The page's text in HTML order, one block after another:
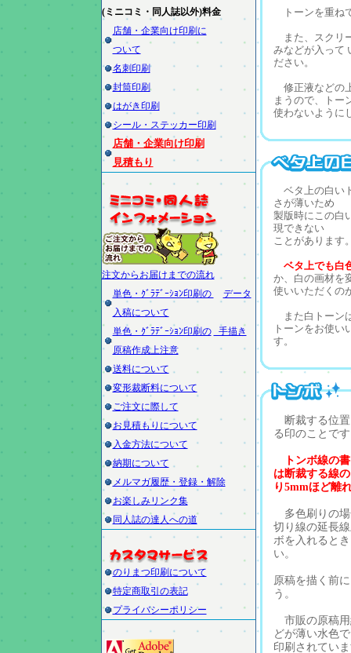
(ミニコミ・同人誌以外)料金
店舗・企業向け印刷に
ついて
名刺印刷
封筒印刷
はがき印刷
シール・ステッカー印刷
店舗・企業向け印刷
見積もり
注文からお届けまでの流れ
単色・ｸﾞﾗﾃﾞｰｼｮﾝ印刷の
データ
入稿について
単色・ｸﾞﾗﾃﾞｰｼｮﾝ印刷の
手描き
原稿作成上注意
送料について
変形裁断料について
ご注文に際して
お見積もりについて
入金方法について
納期について
メルマガ履歴・登録・解除
お楽しみリンク集
同人誌の達人への道
のりまつ印刷について
特定商取引の表記
プライバシーポリシー
トーンを重ね
また、スクリ
みなどが入って
ださい。
修正液などの
まうので、トー
使わないよう
ベタ上の白い
さが薄いため
製版時にこの白
現できない
ことがあります
ベタ上でも白
か、白の画材を
使いいただくの
また白トーン
トーンをお使い
す。
断裁する位置
る印のことで
トンボ線の書
は断裁する線
り5mmほど離
多色刷りの場
切り線の延長
ボを入れると
い。
原稿を描く前
う。
市販の原稿用
どが薄い水色で
印刷されてい